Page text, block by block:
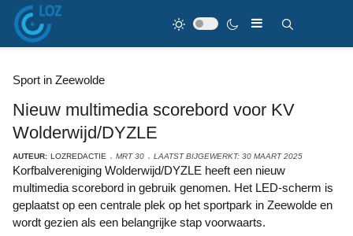
Sport in Zeewolde
Nieuw multimedia scorebord voor KV
Wolderwijd/DYZLE
AUTEUR: LOZREDACTIE MRT 30 LAATST BIJGEWERKT: 30 MAART 2025
Korfbalvereniging Wolderwijd/DYZLE heeft een nieuw
multimedia scorebord in gebruik genomen. Het LED-scherm is
geplaatst op een centrale plek op het sportpark in Zeewolde en
wordt gezien als een belangrijke stap voorwaarts.